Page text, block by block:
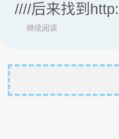
////后来找到
继续阅读